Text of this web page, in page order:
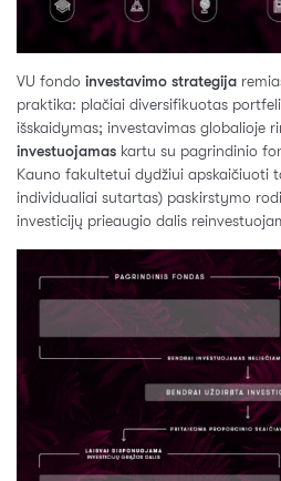
VU fondo investavimo strategija
praktika: plačiai diversifikuotas
išskaidymas; investavimas globalioje
investuojamas kartu su pagrindinio
Kauno fakultetui dydžiui apskaičiuoti
individualiai sutartas) paskirstymo
investicijų prieaugio dalis